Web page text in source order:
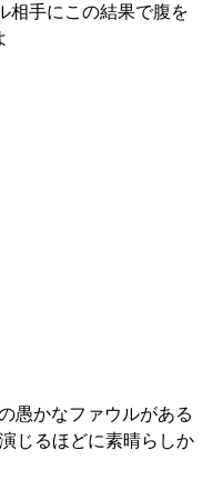
相手にこの結果で腹を
愚かなファウルがある
じるほどに素晴らしか